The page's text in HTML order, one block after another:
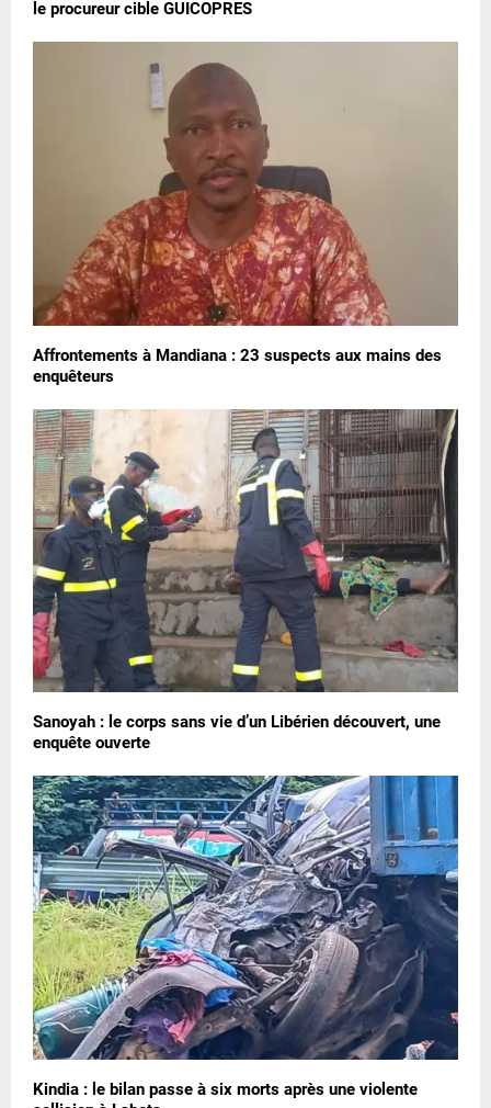
le procureur cible GUICOPRES
Affrontements à Mandiana : 23 suspects aux mains des
enquêteurs
Sanoyah : le corps sans vie d’un Libérien découvert, une
enquête ouverte
Kindia : le bilan passe à six morts après une violente